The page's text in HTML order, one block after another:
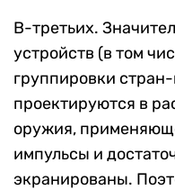
В-третьих.
устройств (в том
группировки
проектируются в
оружия,
импульсы и
экранированы.